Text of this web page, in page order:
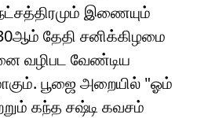
இணையும்
தேதி சனிக்கிழமை
வழிபட வேண்டிய
பூஜை அறையில் "ஓம்
கந்த சஷ்டி கவசம்